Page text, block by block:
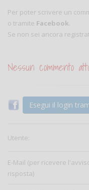
Per poter scrivere un
o tramite Facebook.
Se non sei ancora
Nessun commento
Esegui il login
Utente:
E-Mail (per ricevere
risposta)